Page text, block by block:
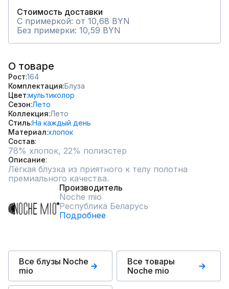
Стоимость доставки
С примеркой: от 10,68 BYN
Без примерки: 10,59 BYN
О товаре
Рост 164
Комплектация Блуза
Цвет мультиколор
Сезон Лето
Коллекция Лето
СтильНа каждый день
Материал хлопок
Состав
78% хлопок, 22% полиэстер
Описание
Лёгкая блузка из приятного к телу полотна
премиального качества.
Производитель
Noche mio
Республика Беларусь
Подробнее
Все блузы Noche
mio
Все товары
Noche mio